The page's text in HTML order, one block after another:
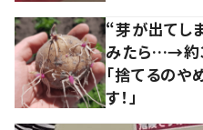
“芽が出てし
みたら…→約
「捨てるのや
す！」